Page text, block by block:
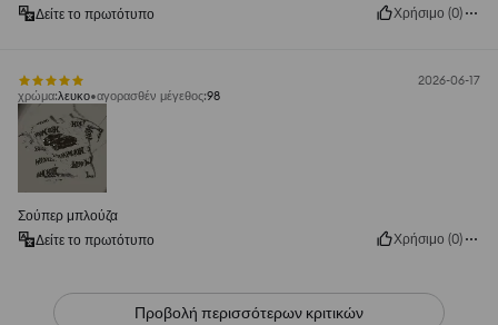
Δείτε το πρωτότυπο
Χρήσιμο (0)
2026-06-17
χρώμα:λευκο αγορασθέν μέγεθος:98
Σούπερ μπλούζα
Δείτε το πρωτότυπο
Χρήσιμο (0)
Προβολή περισσότερων κριτικών